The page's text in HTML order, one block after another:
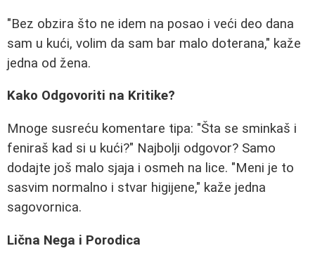
"Bez obzira što ne idem na posao i veći deo dana
sam u kući, volim da sam bar malo doterana," kaže
jedna od žena.
Kako Odgovoriti na Kritike?
Mnoge susreću komentare tipa: "Šta se sminkaš i
feniraš kad si u kući?" Najbolji odgovor? Samo
dodajte još malo sjaja i osmeh na lice. "Meni je to
sasvim normalno i stvar higijene," kaže jedna
sagovornica.
Lična Nega i Porodica